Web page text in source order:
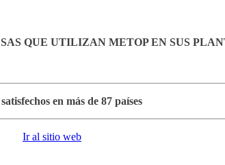
QUE UTILIZAN METOP EN SUS
en más de 87 países
Ir al sitio web